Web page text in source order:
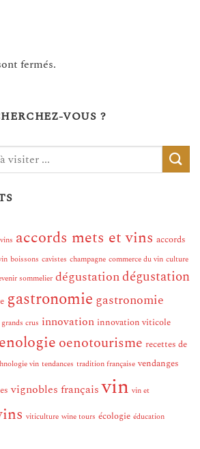
fermés.
VOUS ?
accords mets et vins accords
boissons cavistes champagne commerce du vin culture
sommelier dégustationdégustation
gastronomie gastronomie
grands crus innovation innovation viticole
oenotourisme recettes de
vin tendances tradition française vendanges
vignobles français vin vin et
viticulture wine tours écologie éducation